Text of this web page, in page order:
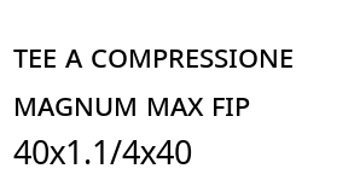
TEE A COMPRESSIONE
MAGNUM MAX FIP
40X1.1/4x40